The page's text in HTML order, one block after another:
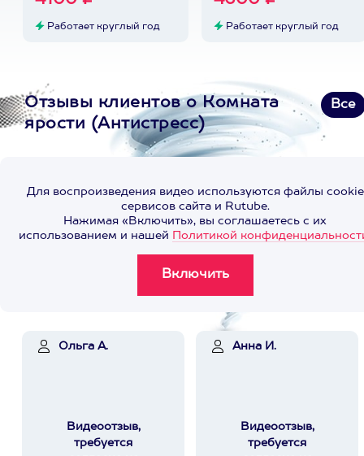
Работает круглый год Работает круглый год
Отзывы клиентов о Комната
ярости (Антистресс)
Все
Для воспроизведения видео используются файлы cookie
сервисов сайта и Rutube.
Нажимая «Включить», вы соглашаетесь с их
использованием и нашей Политикой
Ольга А.
Видеоотзыв,
требуется
Анна И.
Видеоотзыв,
требуется